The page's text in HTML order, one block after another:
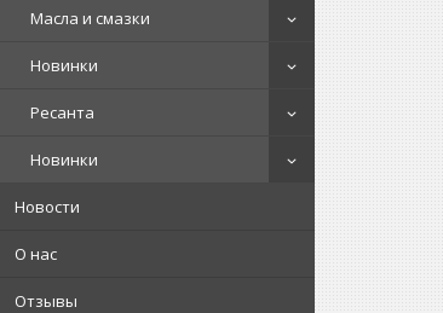
Масла и смазки
Новинки
Ресанта
Новинки
Новости
О нас
Отзывы